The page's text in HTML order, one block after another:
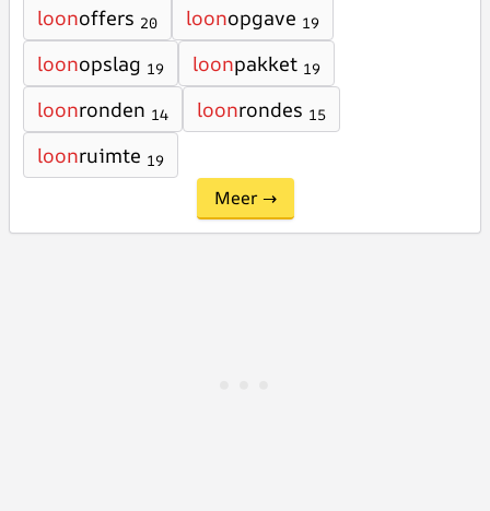
loonoffers 20 loonopgave 19
loonopslag 19 loonpakket 19
loonronden 14 loonrondes 15
loonruimte 19
Meer →